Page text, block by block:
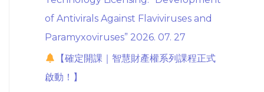
of Antivirals Against Flaviviruses and
Paramyxoviruses” 2026. 07. 27
【確定開課｜智慧財產權系列課程正式
啟動！】